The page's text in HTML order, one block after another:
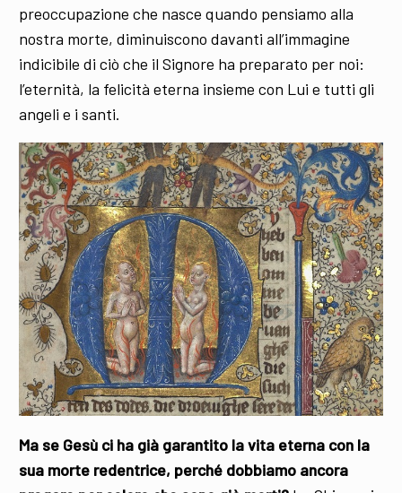
preoccupazione che nasce quando pensiamo alla
nostra morte, diminuiscono davanti all’immagine
indicibile di ciò che il Signore ha preparato per noi:
l’eternità, la felicità eterna insieme con Lui e tutti gli
angeli e i santi.
Ma se Gesù ci ha già garantito la vita eterna con la
sua morte redentrice, perché dobbiamo ancora